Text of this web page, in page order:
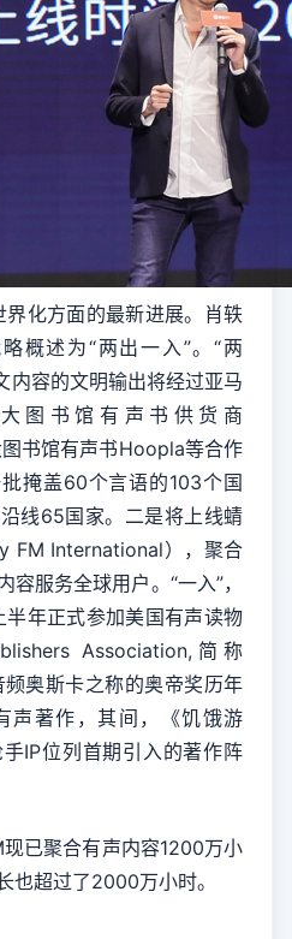
化方面的最新进展。肖轶
概述为“两出一入”。“两
内容的文明输出将经过亚马
图书馆有声书供货商
书馆有声书Hoopla等合作
掩盖60个言语的103个国
线65国家。二是将上线蜻
FM International），聚合
服务全球用户。“一入”，
年正式参加美国有声读物
Association,简称
奥斯卡之称的奥帝奖历年
声著作，其间，《饥饿游
IP位列首期引入的著作阵
已聚合有声内容1200万小
也超过了2000万小时。